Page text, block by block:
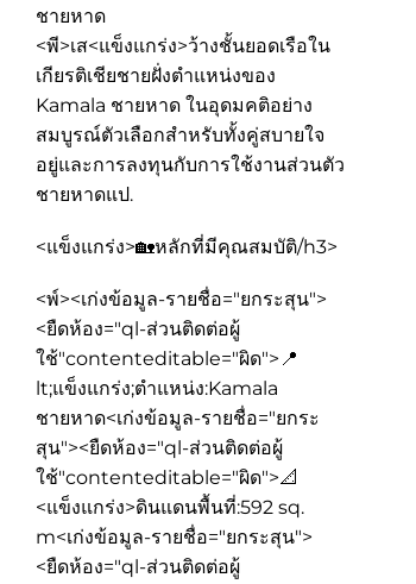
ชายหาด
<พี>เส<แข็งแกร่ง>ว้างชั้นยอดเรือใน
เกียรติเชียชายฝั่งตำแหน่งของ
Kamala ชายหาด ในอุดมคติอย่าง
สมบูรณ์ตัวเลือกสำหรับทั้งคู่สบายใจ
อยู่และการลงทุนกับการใช้งานส่วนตัว
ชายหาดแป.
<แข็งแกร่ง>🏡หลักที่มีคุณสมบัติ/h3>
<พ์><เก่งข้อมูล-รายชื่อ="ยกระสุน">
<ยืดห้อง="ql-ส่วนติดต่อผู้
ใช้"contenteditable="ผิด"> 📍
lt;แข็งแกร่ง;ตำแหน่ง:Kamala
ชายหาด<เก่งข้อมูล-รายชื่อ="ยกระ
สุน"><ยืดห้อง="ql-ส่วนติดต่อผู้
ใช้"contenteditable="ผิด">📐
<แข็งแกร่ง>ดินแดนพื้นที่:592 sq.
m<เก่งข้อมูล-รายชื่อ="ยกระสุน">
<ยืดห้อง="ql-ส่วนติดต่อผู้